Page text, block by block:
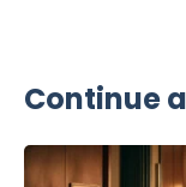
Continue